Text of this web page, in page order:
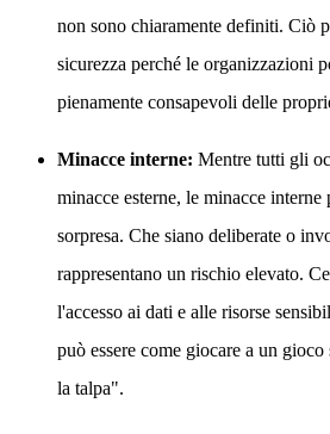
non sono chiaramente definiti. Ciò
sicurezza perché le organizzazioni
pienamente consapevoli delle
Minacce interne: Mentre tutti gli
minacce esterne, le minacce
sorpresa. Che siano deliberate o
rappresentano un rischio elevato.
l'accesso ai dati e alle risorse
può essere come giocare a un
la talpa".